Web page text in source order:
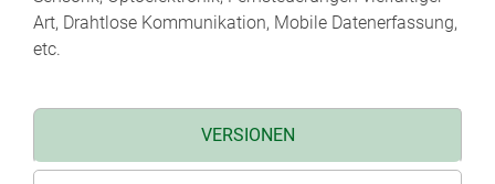
Art, Drahtlose Kommunikation, Mobile Datenerfassung,
etc.
VERSIONEN